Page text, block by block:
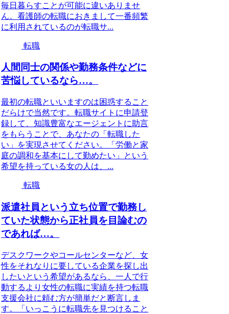
毎日暮らすことが可能に違いありませ
ん。看護師の転職におきまして一番頻繁
に利用されているのが転職サ...
転職
人間同士の関係や勤務条件などに
苦悩しているなら…。
最初の転職といいますのは困惑すること
だらけで当然です。転職サイトに申請登
録して、知識豊富なエージェントに助言
をもらうことで、あなたの「転職した
い」を実現させてください。「労働と家
庭の調和を基本にして勤めたい」という
希望を持っている女の人は、...
転職
派遣社員という立ち位置で勤務し
ていた状態から正社員を目論むの
であれば…。
デスクワークやコールセンターなど、女
性をそれなりに要している企業を探し出
したいという希望があるなら、一人で行
動するより女性の転職に実績を持つ転職
支援会社に頼む方が簡単だと断言しま
す。「いっこうに転職先を見つけること